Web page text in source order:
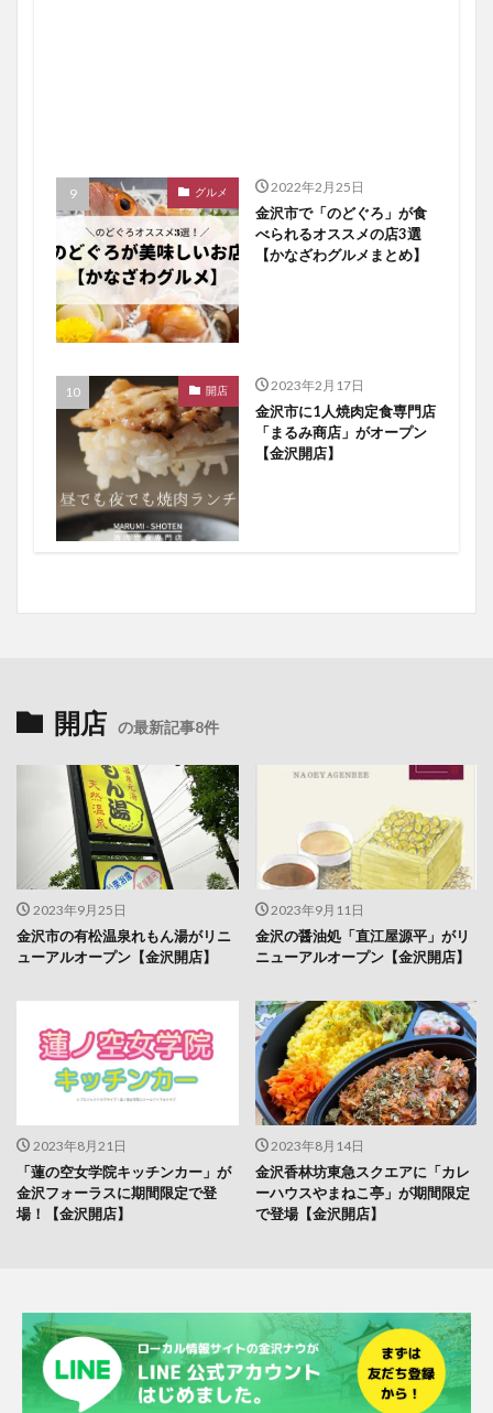
グルメ 2022年2月25日
金沢市で「のどぐろ」が食
べられるオススメの店3選
【かなざわグルメまとめ】
開店 2023年2月17日
金沢市に1人焼肉定食専門店
「まるみ商店」がオープン
【金沢開店】
開店 の最新記事8件
2023年9月25日
金沢市の有松温泉れもん湯がリニ
ューアルオープン【金沢開店】
2023年9月11日
金沢の醤油処「直江屋源平」がリ
ニューアルオープン【金沢開店】
2023年8月21日
「蓮の空女学院キッチンカー」が
金沢フォーラスに期間限定で登
場！【金沢開店】
2023年8月14日
金沢香林坊東急スクエアに「カレ
ーハウスやまねこ亭」が期間限定
で登場【金沢開店】